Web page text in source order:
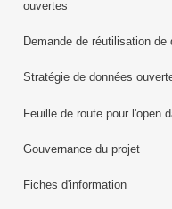
ouvertes
Demande de réutilisation de
Stratégie de données
Feuille de route pour l'open
Gouvernance du projet
Fiches d'information